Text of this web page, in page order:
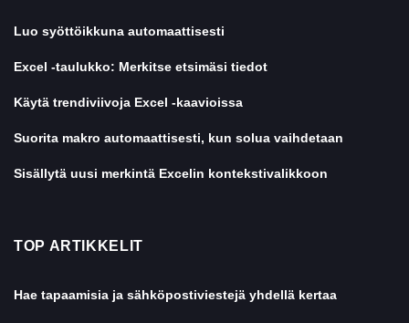
Luo syöttöikkuna automaattisesti
Excel -taulukko: Merkitse etsimäsi tiedot
Käytä trendiviivoja Excel -kaavioissa
Suorita makro automaattisesti, kun solua vaihdetaan
Sisällytä uusi merkintä Excelin kontekstivalikkoon
TOP ARTIKKELIT
Hae tapaamisia ja sähköpostiviestejä yhdellä kertaa